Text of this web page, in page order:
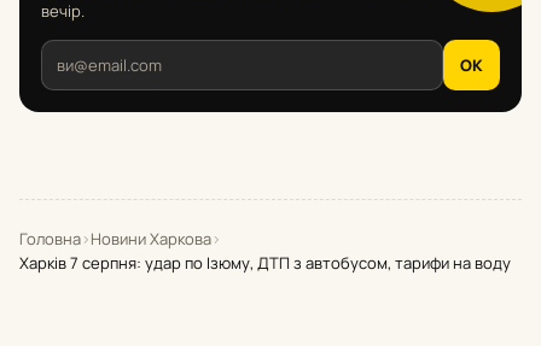
вечір.
OK
Головна›Новини Харкова›
Харків 7 серпня: удар по Ізюму, ДТП з автобусом, тарифи на воду